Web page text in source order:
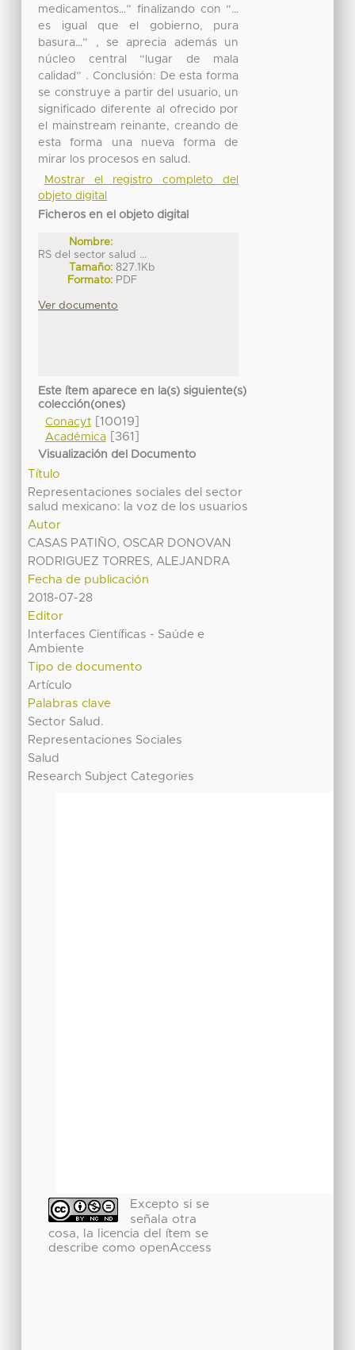
medicamentos…” finalizando con “…
es igual que el gobierno, pura
basura…” , se aprecia además un
núcleo central “lugar de mala
calidad” . Conclusión: De esta forma
se construye a partir del usuario, un
significado diferente al ofrecido por
el mainstream reinante, creando de
esta forma una nueva forma de
mirar los procesos en salud.
Mostrar el registro completo del
objeto digital
Ficheros en el objeto digital
Nombre:
RS del sector salud ...
Tamaño: 827.1Kb
Formato: PDF
Ver documento
Este ítem aparece en la(s) siguiente(s)
colección(ones)
Conacyt[10019]
Académica[361]
Visualización del Documento
Título
Representaciones sociales del sector
salud mexicano: la voz de los usuarios
Autor
CASAS PATIÑO, OSCAR DONOVAN
RODRIGUEZ TORRES, ALEJANDRA
Fecha de publicación
2018-07-28
Editor
Interfaces Científicas - Saúde e
Ambiente
Tipo de documento
Artículo
Palabras clave
Sector Salud.
Representaciones Sociales
Salud
Research Subject Categories
Excepto si se
señala otra
cosa, la licencia del ítem se
describe como openAccess